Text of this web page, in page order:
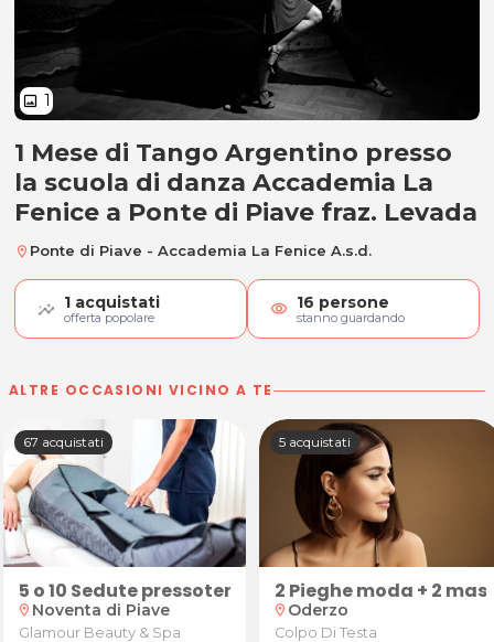
image 1
1 Mese di Tango Argentino
1 Mese di Tango Argentino presso
la scuola di danza Accademia La
Fenice a Ponte di Piave fraz. Levada
location_on Ponte di Piave - Accademia La Fenice A.s.d.
1 acquistati
offerta popolare visibility 16 persone
stanno guardando
ALTRE OCCASIONI VICINO A TE
bio e piega moda
67 acquistati
5 o 10 Sedute pressoterapia anticellulite e
location_on Noventa di Piave
Glamour Beauty & Spa
5 acquistati
2 Pieghe moda + 2
location_on Oderzo
Colpo Di Testa